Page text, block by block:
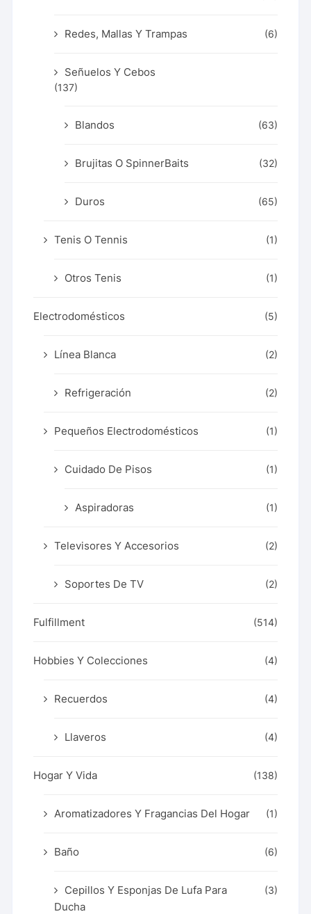
Redes, Mallas Y Trampas (6)
Señuelos Y Cebos
(137)
Blandos (63)
Brujitas O SpinnerBaits (32)
Duros (65)
Tenis O Tennis (1)
Otros Tenis (1)
Electrodomésticos (5)
Línea Blanca (2)
Refrigeración (2)
Pequeños Electrodomésticos (1)
Cuidado De Pisos (1)
Aspiradoras (1)
Televisores Y Accesorios (2)
Soportes De TV (2)
Fulfillment (514)
Hobbies Y Colecciones (4)
Recuerdos (4)
Llaveros (4)
Hogar Y Vida (138)
Aromatizadores Y Fragancias Del Hogar (1)
Baño (6)
Cepillos Y Esponjas De Lufa Para
Ducha
(3)